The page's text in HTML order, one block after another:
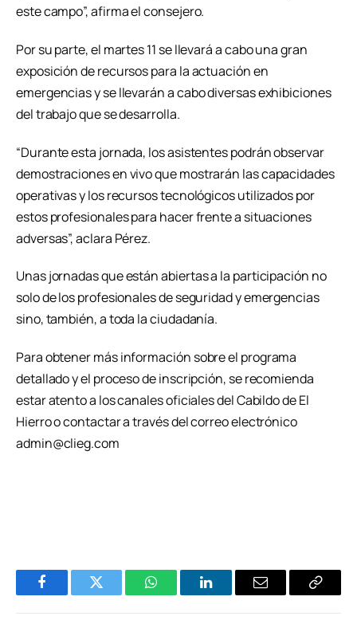
este campo”, afirma el consejero.
Por su parte, el martes 11 se llevará a cabo una gran
exposición de recursos para la actuación en
emergencias y se llevarán a cabo diversas exhibiciones
del trabajo que se desarrolla.
“Durante esta jornada, los asistentes podrán observar
demostraciones en vivo que mostrarán las capacidades
operativas y los recursos tecnológicos utilizados por
estos profesionales para hacer frente a situaciones
adversas”, aclara Pérez.
Unas jornadas que están abiertas a la participación no
solo de los profesionales de seguridad y emergencias
sino, también, a toda la ciudadanía.
Para obtener más información sobre el programa
detallado y el proceso de inscripción, se recomienda
estar atento a los canales oficiales del Cabildo de El
Hierro o contactar a través del correo electrónico
admin@clieg.com
FacebookTwitter WhatsAppLinkedInEmail
Copiar